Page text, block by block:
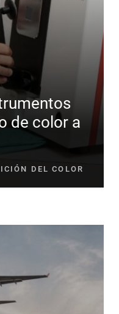
de color a
DEL COLOR